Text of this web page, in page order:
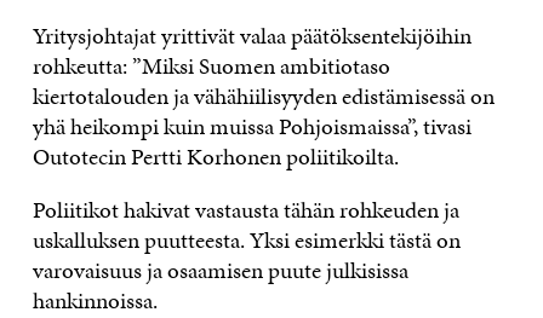
Yritysjohtajat yrittivät valaa päätöksentekijöihin
rohkeutta: ”Miksi Suomen ambitiotaso
kiertotalouden ja vähähiilisyyden edistämisessä on
yhä heikompi kuin muissa Pohjoismaissa”, tivasi
Outotecin Pertti Korhonen poliitikoilta.
Poliitikot hakivat vastausta tähän rohkeuden ja
uskalluksen puutteesta. Yksi esimerkki tästä on
varovaisuus ja osaamisen puute julkisissa
hankinnoissa.